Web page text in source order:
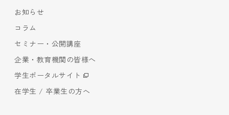
お知らせ
コラム
セミナー・公開講座
企業・教育機関の皆様へ
学生ポータルサイト
在学生 / 卒業生の方へ